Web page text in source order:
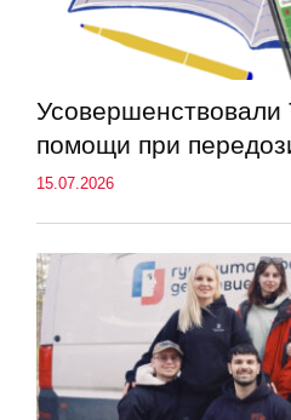
Усовершенствовали
помощи при
15.07.2026